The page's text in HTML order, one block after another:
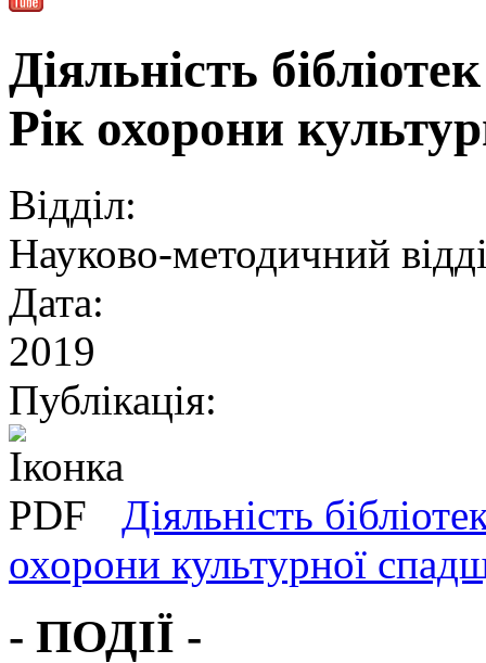
Діяльність
Рік охорони
Відділ:
Науково-методичний
Дата:
2019
Публікація:
Діяльність
охорони культурної
- ПОДІЇ -